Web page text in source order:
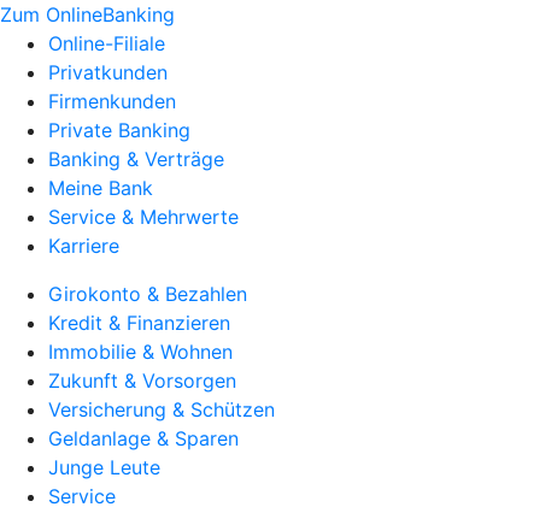
Zum OnlineBanking
Online-Filiale
Privatkunden
Firmenkunden
Private Banking
Banking & Verträge
Meine Bank
Service & Mehrwerte
Karriere
Girokonto & Bezahlen
Kredit & Finanzieren
Immobilie & Wohnen
Zukunft & Vorsorgen
Versicherung & Schützen
Geldanlage & Sparen
Junge Leute
Service